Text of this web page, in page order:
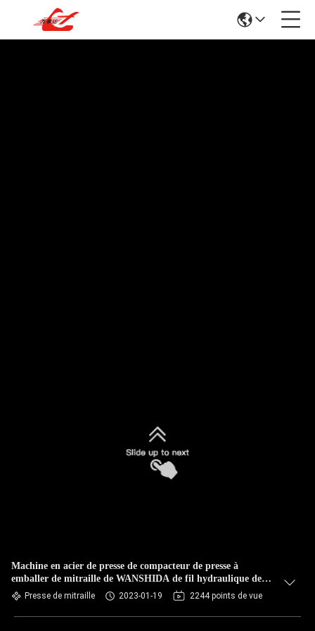
Machine en acier de presse de compacteur de presse à
emballer de mitraille de WANSHIDA de fil hydraulique de
pneu à vendre
Presse de mitraille 2023-01-19 2244 points de vue